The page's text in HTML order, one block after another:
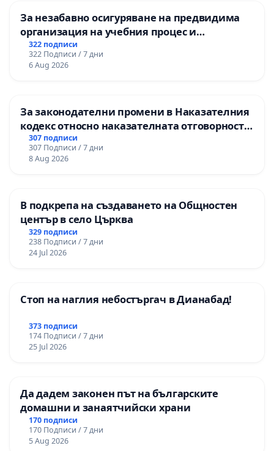
За незабавно осигуряване на предвидима
организация на учебния процес и
гарантиране на правото на равнопоставено
и качествено образование на учениците от
ОУ „Княз Александър I“ и Хуманитарна
322 подписи
322 Подписи / 7 дни
6 Aug 2026
За законодателни промени в Наказателния
кодекс относно наказателната отговорност
на непълнолетните при особено тежки
умишлени престъпления
307 подписи
307 Подписи / 7 дни
8 Aug 2026
В подкрепа на създаването на Общностен
център в село Църква
329 подписи
238 Подписи / 7 дни
24 Jul 2026
Стоп на наглия небостъргач в Дианабад!
373 подписи
174 Подписи / 7 дни
25 Jul 2026
Да дадем законен път на българските
домашни и занаятчийски храни
170 подписи
170 Подписи / 7 дни
5 Aug 2026